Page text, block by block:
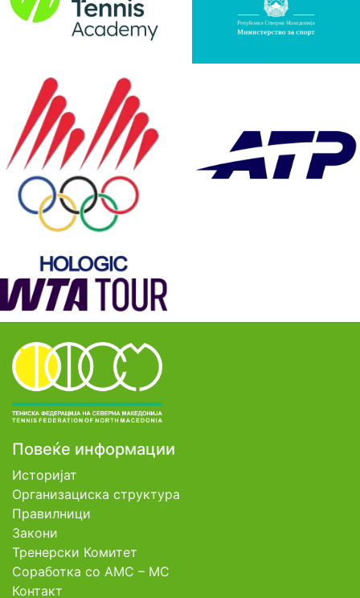
Повеќе информации
Историјат
Организациска структура
Правилници
Закони
Тренерски Комитет
Соработка со АМС – МС
Контакт